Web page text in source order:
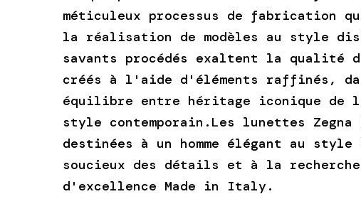
méticuleux processus de fabrication
la réalisation de modèles au style
savants procédés exaltent la qualité
créés à l'aide d'éléments raffinés,
équilibre entre héritage iconique de
style contemporain.Les lunettes Zegna
destinées à un homme élégant au
soucieux des détails et à la
d'excellence Made in Italy.